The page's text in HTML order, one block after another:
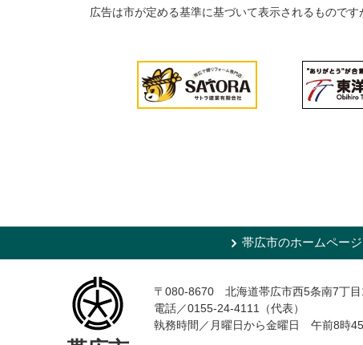
広告は市が定める基準に基づいて表示されるもので
帯広市のホームペー
〒080-8670 北海道帯広市西5条南7丁目
電話／0155-24-4111（代表）
執務時間／月曜日から金曜日 午前8時